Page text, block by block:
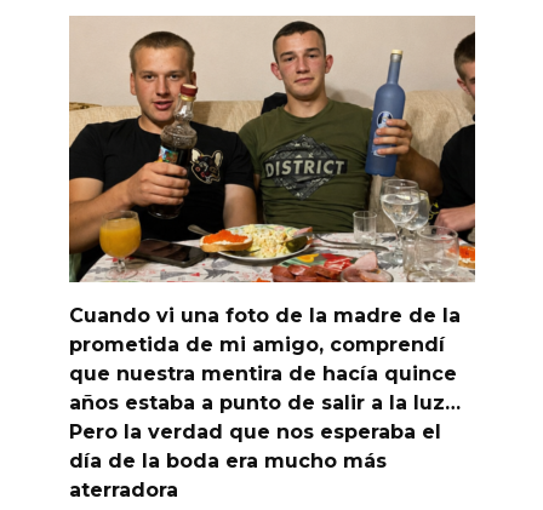
Cuando vi una foto de la madre de la
prometida de mi amigo, comprendí
que nuestra mentira de hacía quince
años estaba a punto de salir a la luz…
Pero la verdad que nos esperaba el
día de la boda era mucho más
aterradora